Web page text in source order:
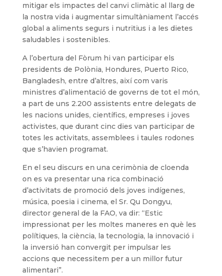
mitigar els impactes del canvi climàtic al llarg de
la nostra vida i augmentar simultàniament l’accés
global a aliments segurs i nutritius i a les dietes
saludables i sostenibles.
A l’obertura del Fòrum hi van participar els
presidents de Polònia, Hondures, Puerto Rico,
Bangladesh, entre d’altres, així com varis
ministres d’alimentació de governs de tot el món,
a part de uns 2.200 assistents entre delegats de
les nacions unides, científics, empreses i joves
activistes, que durant cinc dies van participar de
totes les activitats, assemblees i taules rodones
que s’havien programat.
En el seu discurs en una cerimònia de cloenda
on es va presentar una rica combinació
d’activitats de promoció dels joves indígenes,
música, poesia i cinema, el Sr. Qu Dongyu,
director general de la FAO, va dir: “Estic
impressionat per les moltes maneres en què les
polítiques, la ciència, la tecnologia, la innovació i
la inversió han convergit per impulsar les
accions que necessitem per a un millor futur
alimentari”.